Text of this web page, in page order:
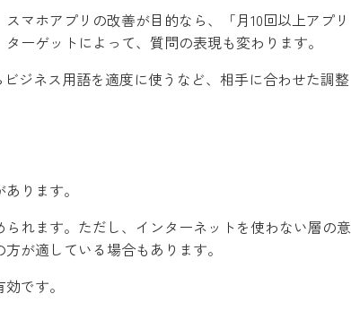
マホアプリの改善が目的なら、「月10回以上アプリ
ーゲットによって、質問の表現も変わります。
ジネス用語を適度に使うなど、相手に合わせた調整
ります。
れます。ただし、インターネットを使わない層の意
が適している場合もあります。
です。